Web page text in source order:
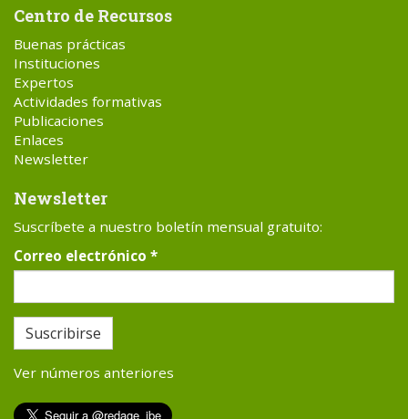
Centro de Recursos
Buenas prácticas
Instituciones
Expertos
Actividades formativas
Publicaciones
Enlaces
Newsletter
Newsletter
Suscríbete a nuestro boletín mensual gratuito:
Correo electrónico *
Suscribirse
Ver números anteriores